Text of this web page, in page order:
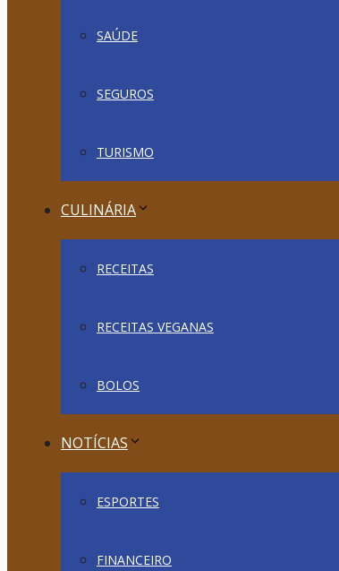
SAÚDE
SEGUROS
TURISMO
CULINÁRIA
RECEITAS
RECEITAS VEGANAS
BOLOS
NOTÍCIAS
ESPORTES
FINANCEIRO